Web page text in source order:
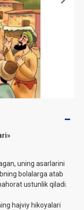
uning asarlarini
bolalarga atab
ustunlik qiladi.
hajviy hikoyalari